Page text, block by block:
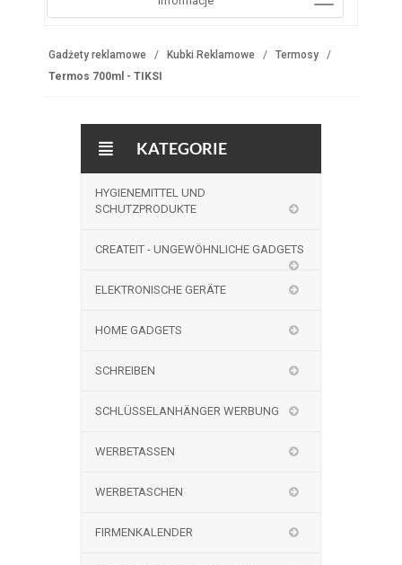
Gadżety reklamowe Kubki Reklamowe
Termosy
Termos 700ml - TIKSI
KATEGORIE
HYGIENEMITTEL UND
SCHUTZPRODUKTE
CREATEIT - UNGEWÖHNLICHE GADGETS
ELEKTRONISCHE GERÄTE
HOME GADGETS
SCHREIBEN
SCHLÜSSELANHÄNGER WERBUNG
WERBETASSEN
WERBETASCHEN
FIRMENKALENDER